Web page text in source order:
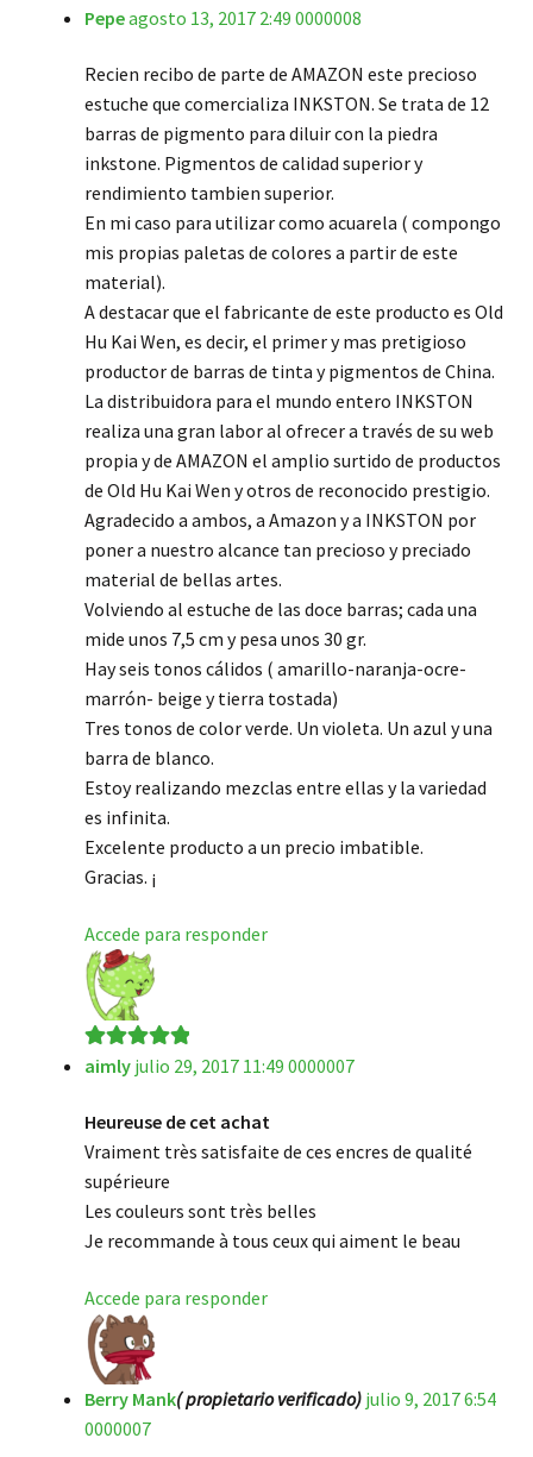
Valorado en5
Pepeagosto 13, 2017 2:49 0000008
Recien recibo de parte de AMAZON este precioso
estuche que comercializa INKSTON. Se trata de 12
barras de pigmento para diluir con la piedra
inkstone. Pigmentos de calidad superior y
rendimiento tambien superior.
En mi caso para utilizar como acuarela ( compongo
mis propias paletas de colores a partir de este
material).
A destacar que el fabricante de este producto es Old
Hu Kai Wen, es decir, el primer y mas pretigioso
productor de barras de tinta y pigmentos de China.
La distribuidora para el mundo entero INKSTON
realiza una gran labor al ofrecer a través de su web
propia y de AMAZON el amplio surtido de productos
de Old Hu Kai Wen y otros de reconocido prestigio.
Agradecido a ambos, a Amazon y a INKSTON por
poner a nuestro alcance tan precioso y preciado
material de bellas artes.
Volviendo al estuche de las doce barras; cada una
mide unos 7,5 cm y pesa unos 30 gr.
Hay seis tonos cálidos ( amarillo-naranja-ocre-
marrón- beige y tierra tostada)
Tres tonos de color verde. Un violeta. Un azul y una
barra de blanco.
Estoy realizando mezclas entre ellas y la variedad
es infinita.
Excelente producto a un precio imbatible.
Gracias. ¡
Accede para responder
Valorado en5
aimly julio 29, 2017 11:49 0000007
Heureuse de cet achat
Vraiment très satisfaite de ces encres de qualité
supérieure
Les couleurs sont très belles
Je recommande à tous ceux qui aiment le beau
Accede para responder
Berry Mank( propietario verificado) julio 9, 2017 6:54
0000007